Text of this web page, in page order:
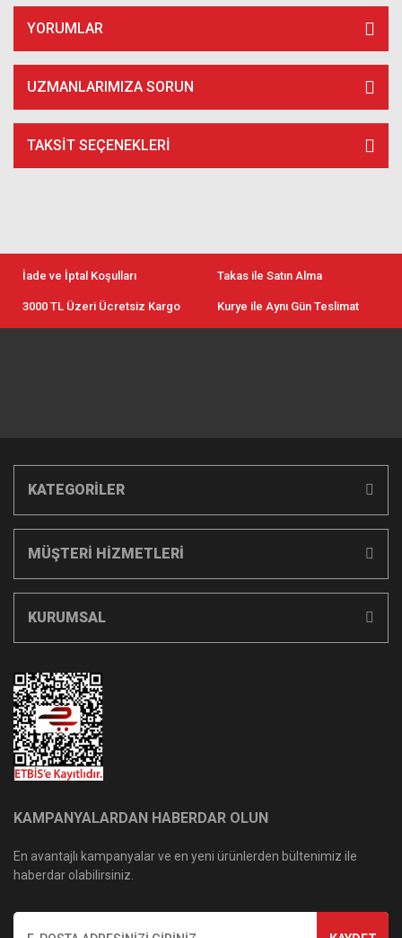
YORUMLAR
UZMANLARIMIZA SORUN
TAKSIT SEÇENEKLERI
İade ve İptal Koşulları Takas ile Satın Alma
3000 TL Üzeri Ücretsiz Kargo Kurye ile Aynı Gün Teslimat
KATEGORİLER
MÜŞTERİ HİZMETLERİ
KURUMSAL
KAMPANYALARDAN HABERDAR OLUN
En avantajlı kampanyalar ve en yeni ürünlerden bültenimiz ile
haberdar olabilirsiniz.